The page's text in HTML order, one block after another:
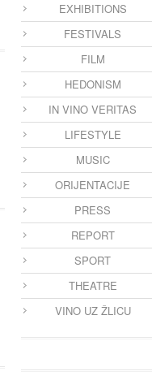
EXHIBITIONS
FESTIVALS
FILM
HEDONISM
IN VINO VERITAS
LIFESTYLE
MUSIC
ORIJENTACIJE
PRESS
REPORT
SPORT
THEATRE
VINO UZ ŽLICU